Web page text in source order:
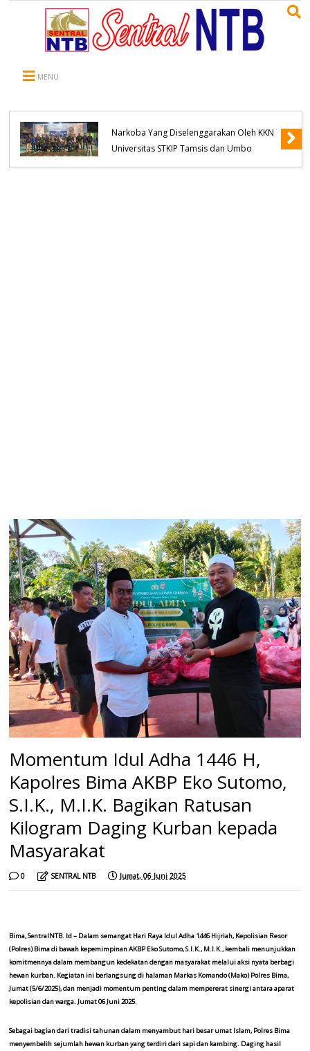
MENU
Narkoba Yang Diselenggarakan Oleh KKN
Universitas STKIP Tamsis dan Umbo
Momentum Idul Adha 1446 H,
Kapolres Bima AKBP Eko Sutomo,
S.I.K., M.I.K. Bagikan Ratusan
Kilogram Daging Kurban kepada
Masyarakat
0 SENTRAL NTB Jumat, 06 Juni 2025
Bima, SentralNTB. Id – Dalam semangat Hari Raya Idul Adha 1446 Hijriah, Kepolisian Resor
(Polres) Bima di bawah kepemimpinan AKBP Eko Sutomo, S.I.K., M.I.K., kembali menunjukkan
komitmennya dalam membangun kedekatan dengan masyarakat melalui aksi nyata berbagi
hewan kurban. Kegiatan ini berlangsung di halaman Markas Komando (Mako) Polres Bima,
Jumat (5/6/2025), dan menjadi momentum penting dalam mempererat sinergi antara aparat
kepolisian dan warga. Jumat 06 Juni 2025.
Sebagai bagian dari tradisi tahunan dalam menyambut hari besar umat Islam, Polres Bima
menyembelih sejumlah hewan kurban yang terdiri dari sapi dan kambing. Daging hasil